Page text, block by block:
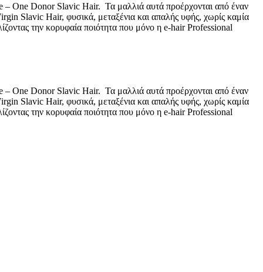
One Donor Slavic Hair. Τα μαλλιά αυτά προέρχονται από έναν
Slavic Hair, φυσικά, μεταξένια και απαλής υφής, χωρίς καμία
την κορυφαία ποιότητα που μόνο η e-hair Professional
One Donor Slavic Hair. Τα μαλλιά αυτά προέρχονται από έναν
Slavic Hair, φυσικά, μεταξένια και απαλής υφής, χωρίς καμία
την κορυφαία ποιότητα που μόνο η e-hair Professional